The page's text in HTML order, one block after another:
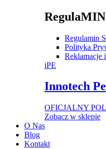
Regulamin
Polityka
Reklamacje
iPE
Innotech
OFICJALNY
Zobacz w sklepie
O Nas
Blog
Kontakt